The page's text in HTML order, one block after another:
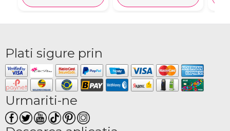
Plati sigure prin
Urmariti-ne